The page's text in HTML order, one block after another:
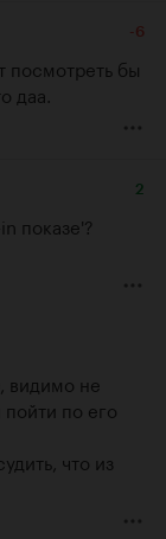
-6
посмотреть бы
даа.
2
показе'?
видимо не
по его
что из